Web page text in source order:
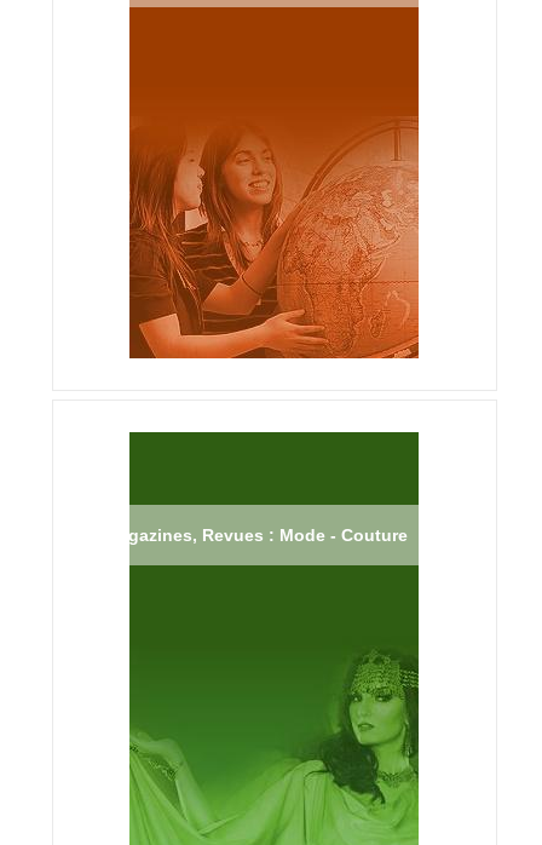
Magazines, Revues : Mode - Couture